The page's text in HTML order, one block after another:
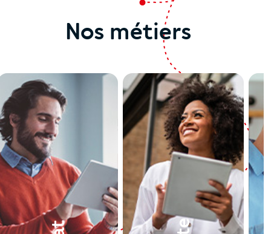
Nos métiers